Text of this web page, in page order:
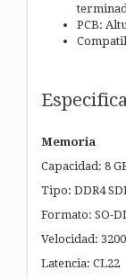
PCB:
Memoria
Capacidad: 8
Tipo: DDR4
Formato: SO-
Velocidad:
Latencia: CL22